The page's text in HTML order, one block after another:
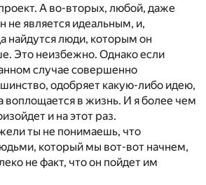
А во-вторых, любой, даже
не является идеальным, и,
найдутся люди, которым он
Это неизбежно. Однако если
случае совершенно
одобряет какую-либо идею,
воплощается в жизнь. И я более чем
и на этот раз.
ты не понимаешь, что
который мы вот-вот начнем,
не факт, что он пойдет им